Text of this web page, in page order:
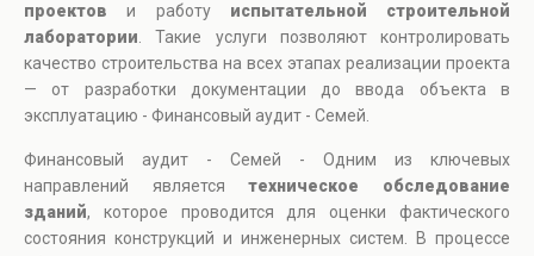
проектов и работу испытательной строительной
лаборатории . Такие услуги позволяют контролировать
качество строительства на всех этапах реализации проекта
— от разработки документации до ввода объекта в
эксплуатацию - Финансовый аудит - Семей.
Финансовый аудит - Семей - Одним из ключевых
направлений являетсятехническое обследование
зданий, которое проводится для оценки фактического
состояния конструкций и инженерных систем. В процессе